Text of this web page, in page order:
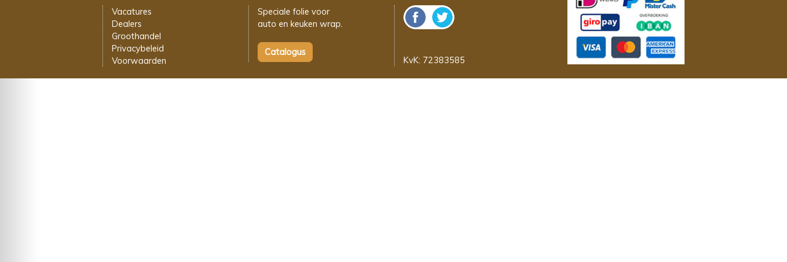
Vacatures
Dealers
Groothandel
Privacybeleid
Voorwaarden
Speciale folie voor
auto en keuken wrap.
KvK: 72383585